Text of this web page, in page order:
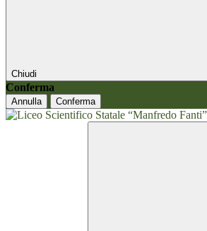
Chiudi
Conferma
Annulla Conferma